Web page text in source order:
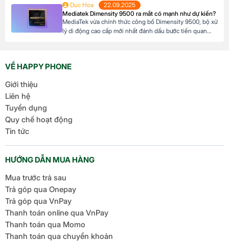
lựa chọn kỳ hạn trả góp từ 3 đến 12 tháng, phù hợp với
khả năng tài chính của mình. Mục […]
Duc Hoa
22.09.2025
Mediatek Dimensity 9500 ra mắt có mạnh như dự kiến?
MediaTek vừa chính thức công bố Dimensity 9500, bộ xử
lý di động cao cấp mới nhất đánh dấu bước tiến quan
VỀ HAPPY PHONE
Giới thiệu
Liên hệ
Tuyển dụng
Quy chế hoạt động
Tin tức
HƯỚNG DẪN MUA HÀNG
Mua trước trả sau
Trả góp qua Onepay
Trả góp qua VnPay
Thanh toán online qua VnPay
Thanh toán qua Momo
Thanh toán qua chuyển khoản